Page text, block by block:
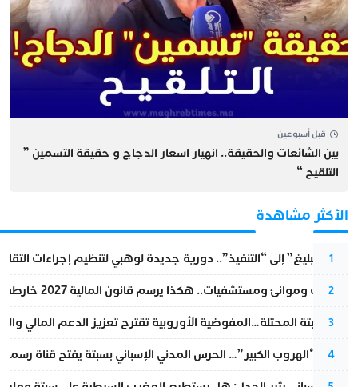
قبل أسبوعين
بين الشائعات والحقيقة.. انهيار اسعار الدجاج و حقيقة التسمين ”
التلقيح “
الأكثر مشاهدة
1
من “التبليغ” إلى “التنفيذ”.. دورية جديدة لوهبي لتنظيم إجراءات
2
قطارات وموانئ ومستشفيات.. هكذا يرسم قانون المالية 2027 خارطة المغرب المقبل
3
أزمة سبتة المحتلة…المفوضية الأوروبية تقترح تعزيز الدعم المالي
4
عملية “الهروب الكبير”… الحرس المدني الإسباني بسبتة يفتح قناة